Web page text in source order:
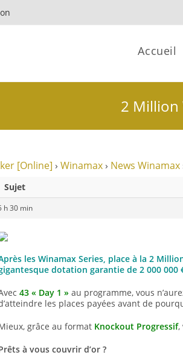
Accueil
2 Million
[Online] › Winamax › News Winamax
Sujet
h 30 min
les Winamax Series, place à la 2
dotation garantie de 2 000 000
43 « Day 1 » au programme, vous
les places payées avant de
grâce au format Knockout Progressif,
à vous couvrir d’or ?